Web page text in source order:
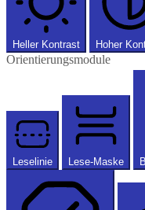
Heller Kontrast Hoher
Orientierungsmodule
Leselinie Lese-Maske